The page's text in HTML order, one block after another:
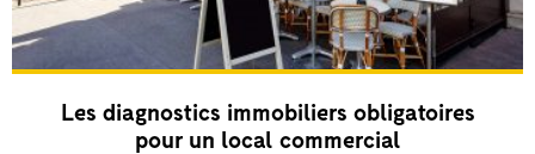
Les diagnostics immobiliers obligatoires
pour un local commercial